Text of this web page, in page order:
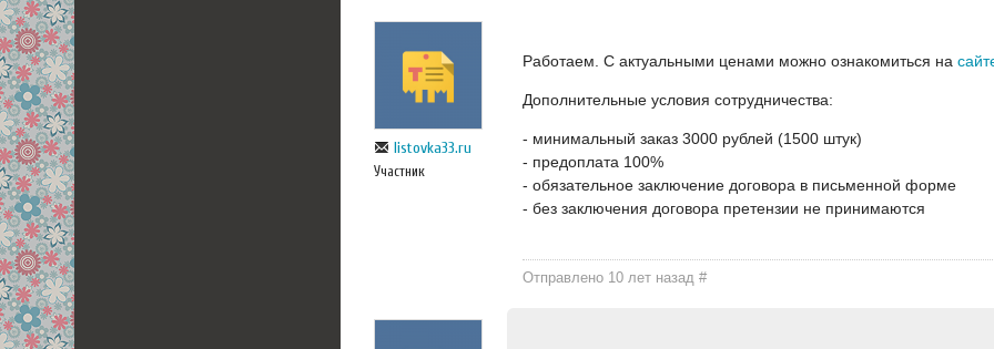
listovka33.ru
Участник
Работаем. С актуальными ценами можно ознакомиться на
Дополнительные условия сотрудничества:
- минимальный заказ 3000 рублей (1500 штук)
- предоплата 100%
- обязательное заключение договора в письменной форме
- без заключения договора претензии не принимаются
Отправлено 10 лет назад#